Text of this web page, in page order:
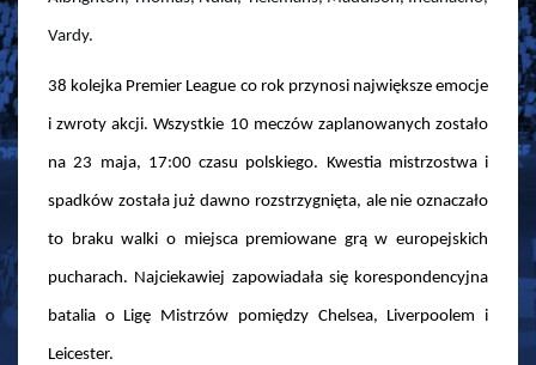
Vardy.
38 kolejka Premier League co rok przynosi największe emocje
i zwroty akcji. Wszystkie 10 meczów zaplanowanych zostało
na 23 maja, 17:00 czasu polskiego. Kwestia mistrzostwa i
spadków została już dawno rozstrzygnięta, ale nie oznaczało
to braku walki o miejsca premiowane grą w europejskich
pucharach. Najciekawiej zapowiadała się korespondencyjna
batalia o Ligę Mistrzów pomiędzy Chelsea, Liverpoolem i
Leicester.